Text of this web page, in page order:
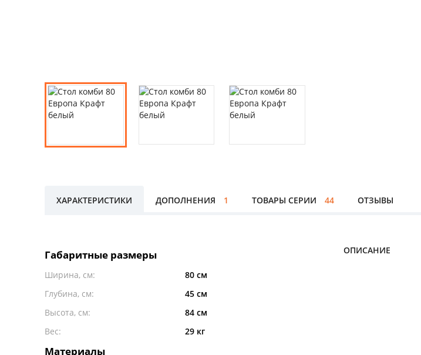
ХАРАКТЕРИСТИКИ ДОПОЛНЕНИЯ 1 ТОВАРЫ СЕРИИ 44 ОТЗЫВЫ
Габаритные размеры
Ширина, см:
80 см
Глубина, см:
45 см
Высота, см:
84 см
Вес:
29 кг
Материалы
ОПИСАНИЕ